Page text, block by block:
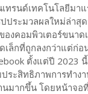
เทรนด์เทคโนโลยีมา
ประมวลผลใหม่ล่าสุ
องคอมพิวเตอร์ขนา
เล็กที่ถูกลงกว่าแต่ก่อ
ตั้งแต่ปี 2023
ประสิทธิภาพการทำ
นมากขึ้น โดยหน้าจอ